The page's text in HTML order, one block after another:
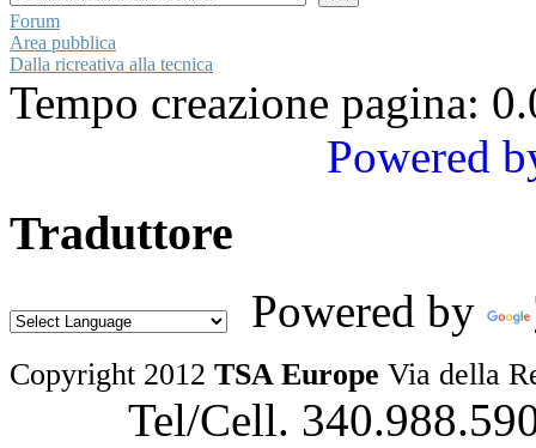
Forum
Area pubblica
Dalla ricreativa alla tecnica
Tempo creazione pagina:
Powered
Traduttore
Powered by
Copyright 2012 TSA Europe Via della
Tel/Cell.